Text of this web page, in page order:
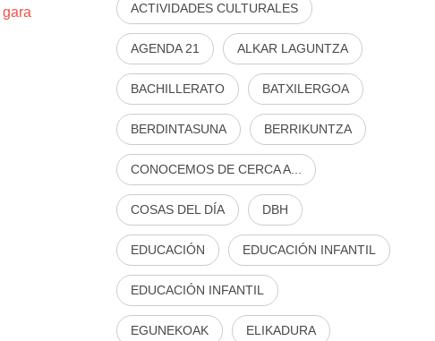
ACTIVIDADES CULTURALES
AGENDA 21 ALKAR LAGUNTZA
BACHILLERATO BATXILERGOA
BERDINTASUNA BERRIKUNTZA
CONOCEMOS DE CERCA A...
COSAS DEL DÍA DBH
EDUCACIÓN EDUCACIÓN INFANTIL
EDUCACIÓN INFANTIL
EGUNEKOAK ELIKADURA